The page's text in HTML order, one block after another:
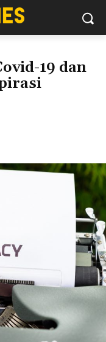
19 dan